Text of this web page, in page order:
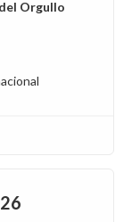
Orgullo